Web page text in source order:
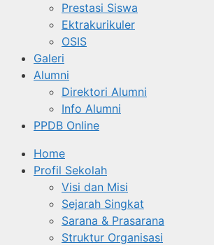
Prestasi Siswa
Ektrakurikuler
OSIS
Galeri
Alumni
Direktori Alumni
Info Alumni
PPDB Online
Home
Profil Sekolah
Visi dan Misi
Sejarah Singkat
Sarana & Prasarana
Struktur Organisasi